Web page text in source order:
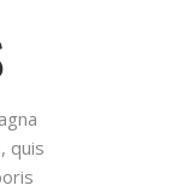
quis